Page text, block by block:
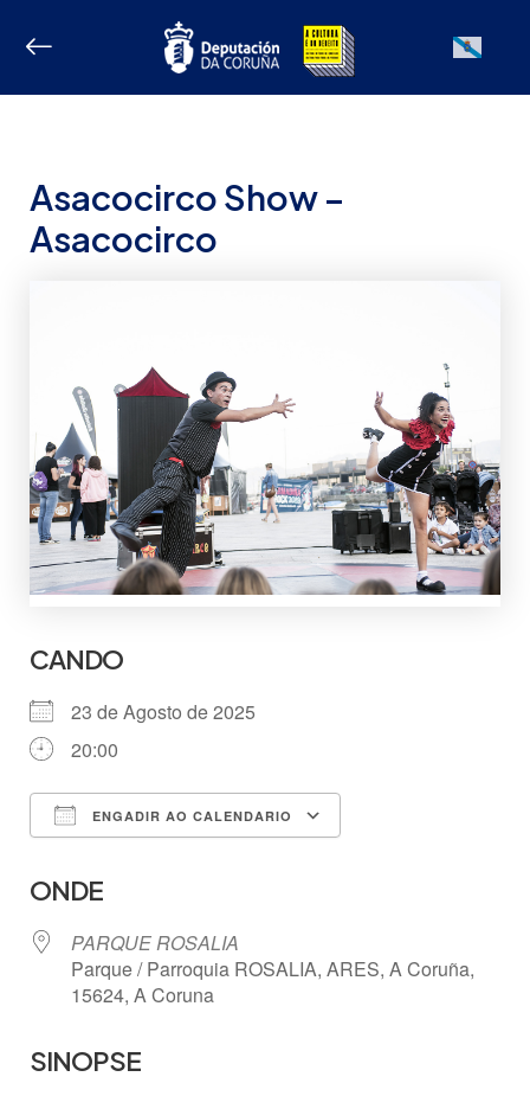
Galician
Asacocirco Show –
Asacocirco
CANDO
23 de Agosto de 2025
20:00
ENGADIR AO CALENDARIO
ONDE
PARQUE ROSALIA
Parque / Parroquia ROSALIA, ARES, A Coruña,
15624, A Coruna
SINOPSE